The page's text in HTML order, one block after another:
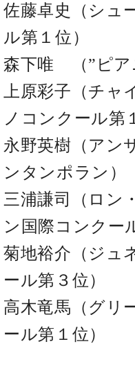
ジ
Digital(ベ
ュ
タ
デ
ル)
紹
展示
【ユ
ーロ
ピア
ノ特
選中
古】
ベ
ン
ト
情
報
八
子
房
ブ
ロ
佐藤卓史（シュ
ル第１位）
森下唯 （”ピア
上原彩子（チャ
ノコンクール第
永野英樹（アン
ンタンポラン）
三浦謙司（ロン
ン国際コンクー
菊地裕介（ジュ
ール第３位）
高木竜馬（グリ
ール第１位）